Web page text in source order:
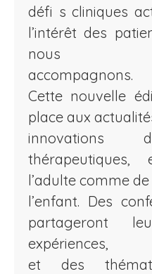
défi s cliniques
l’intérêt des
nous
accompagnons.
Cette nouvelle
place aux
innovations
l’adulte comme de
l’enfant. Des
partageront
expériences,
et des